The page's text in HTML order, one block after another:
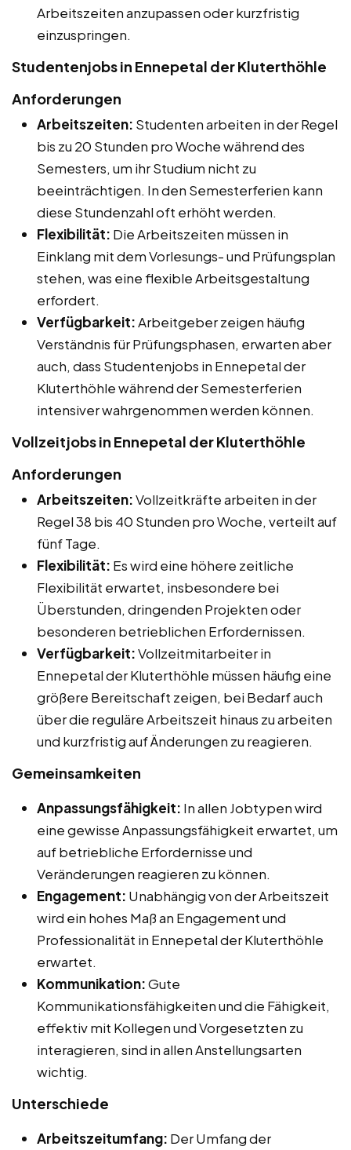
Arbeitszeiten anzupassen oder kurzfristig
einzuspringen.
Studentenjobs in Ennepetal der Kluterthöhle
Anforderungen
Arbeitszeiten: Studenten arbeiten in der Regel
bis zu 20 Stunden pro Woche während des
Semesters, um ihr Studium nicht zu
beeinträchtigen. In den Semesterferien kann
diese Stundenzahl oft erhöht werden.
Flexibilität: Die Arbeitszeiten müssen in
Einklang mit dem Vorlesungs- und Prüfungsplan
stehen, was eine flexible Arbeitsgestaltung
erfordert.
Verfügbarkeit:Arbeitgeber zeigen häufig
Verständnis für Prüfungsphasen, erwarten aber
auch, dass Studentenjobs in Ennepetal der
Kluterthöhle während der Semesterferien
intensiver wahrgenommen werden können.
Vollzeitjobs in Ennepetal der Kluterthöhle
Anforderungen
Arbeitszeiten:Vollzeitkräfte arbeiten in der
Regel 38 bis 40 Stunden pro Woche, verteilt auf
fünf Tage.
Flexibilität: Es wird eine höhere zeitliche
Flexibilität erwartet, insbesondere bei
Überstunden, dringenden Projekten oder
besonderen betrieblichen Erfordernissen.
Verfügbarkeit:Vollzeitmitarbeiter in
Ennepetal der Kluterthöhle müssen häufig eine
größere Bereitschaft zeigen, bei Bedarf auch
über die reguläre Arbeitszeit hinaus zu arbeiten
und kurzfristig auf Änderungen zu reagieren.
Gemeinsamkeiten
Anpassungsfähigkeit: In allen Jobtypen wird
eine gewisse Anpassungsfähigkeit erwartet, um
auf betriebliche Erfordernisse und
Veränderungen reagieren zu können.
Engagement: Unabhängig von der Arbeitszeit
wird ein hohes Maß an Engagement und
Professionalität in Ennepetal der Kluterthöhle
erwartet.
Kommunikation:Gute
Kommunikationsfähigkeiten und die Fähigkeit,
effektiv mit Kollegen und Vorgesetzten zu
interagieren, sind in allen Anstellungsarten
wichtig.
Unterschiede
Arbeitszeitumfang: Der Umfang der